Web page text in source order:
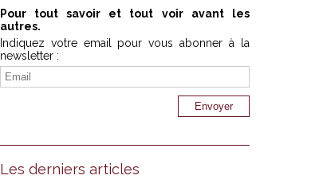
Pour tout savoir et tout voir avant les
autres.
Indiquez votre email pour vous abonner à la
newsletter :
Les derniers articles